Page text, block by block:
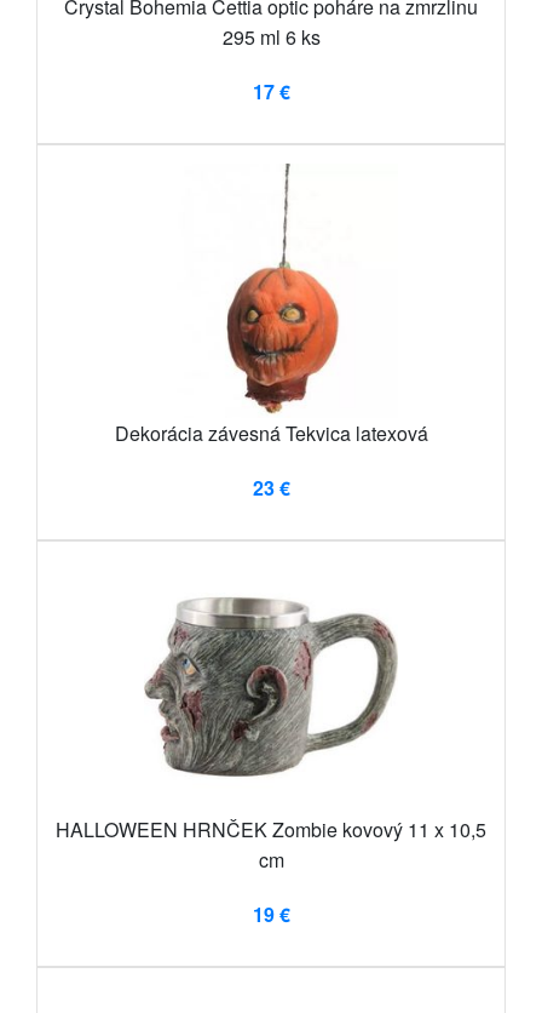
Crystal Bohemia Cettia optic poháre na zmrzlinu
295 ml 6 ks
17 €
Dekorácia závesná Tekvica latexová
23 €
HALLOWEEN HRNČEK Zombie kovový 11 x 10,5
cm
19 €